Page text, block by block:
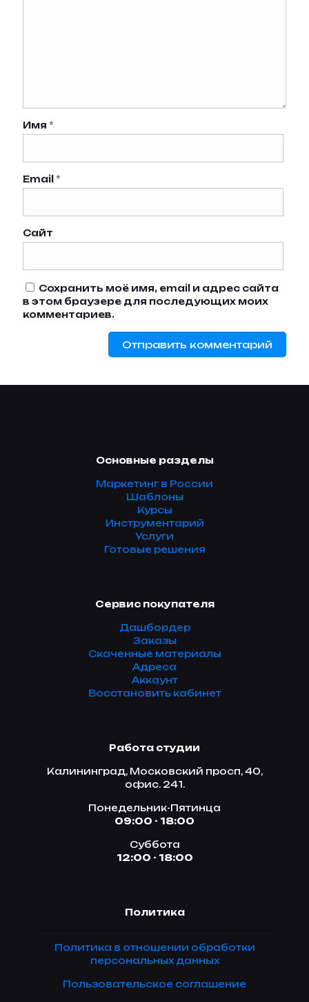
Имя *
Email *
Сайт
Сохранить моё имя, email и адрес сайта
в этом браузере для последующих моих
комментариев.
Основные разделы
Маркетинг в России
Шаблоны
Курсы
Инструментарий
Услуги
Готовые решения
Сервис покупателя
Дашбордер
Заказы
Скаченные материалы
Адреса
Аккаунт
Восстановить кабинет
Работа студии
Калининград, Московский просп, 40,
офис. 241.
Понедельник-Пятинца
09:00 - 18:00
Суббота
12:00 - 18:00
Политика
Политика в отношении обработки
персональных данных
Пользовательское соглашение